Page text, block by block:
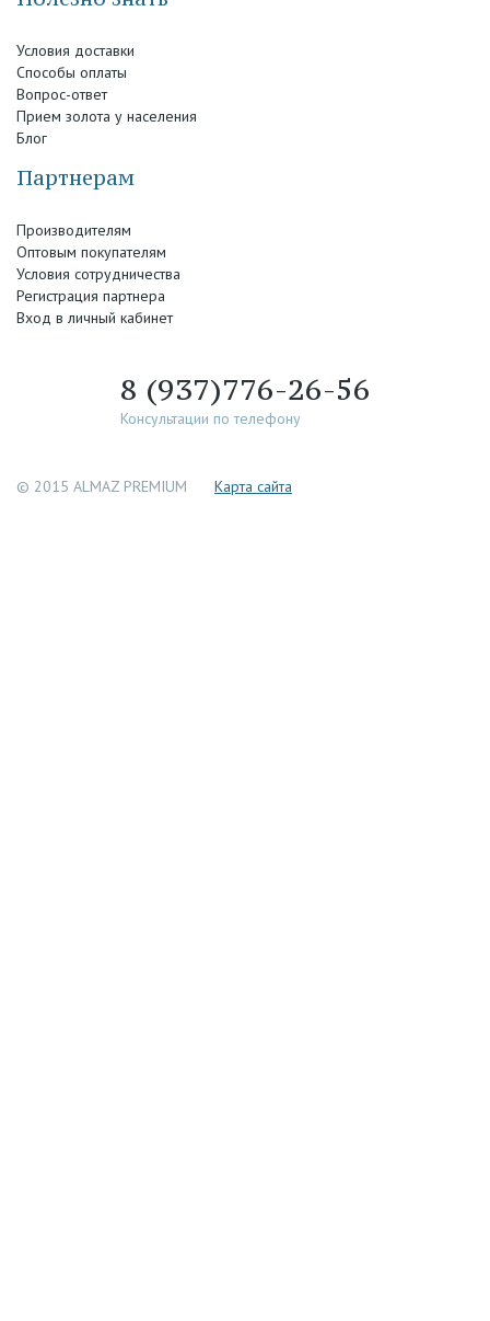
Условия доставки
Способы оплаты
Вопрос-ответ
Прием золота у населения
Блог
Партнерам
Производителям
Оптовым покупателям
Условия сотрудничества
Регистрация партнера
Вход в личный кабинет
8 (937)776-26-56
Консультации по телефону
© 2015 ALMAZ PREMIUM Каpта сайта